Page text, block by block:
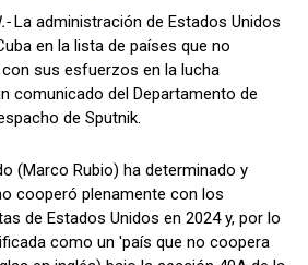
La administración de Estados Unidos
en la lista de países que no
sus esfuerzos en la lucha
comunicado del Departamento de
de Sputnik.
(Marco Rubio) ha determinado y
cooperó plenamente con los
de Estados Unidos en 2024 y, por lo
como un 'país que no coopera